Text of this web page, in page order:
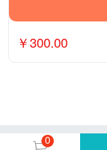
￥300.00
0